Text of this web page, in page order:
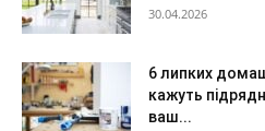
30.04.2026
6 липких
кажуть
ваш...